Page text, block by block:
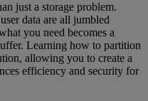
just a storage problem.
data are all jumbled
you need becomes a
Learning how to partition
allowing you to create a
efficiency and security for